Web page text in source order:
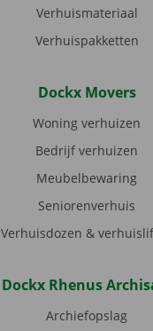
Verhuismateriaal
Verhuispakketten
Dockx Movers
Woning verhuizen
Bedrijf verhuizen
Meubelbewaring
Seniorenverhuis
Verhuisdozen &
Dockx Rhenus
Archiefopslag